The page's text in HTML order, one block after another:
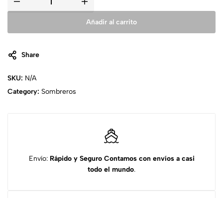
Añadir al carrito
Share
SKU: N/A
Category: Sombreros
Envío: Rápido y Seguro Contamos con envíos a casi
todo el mundo.